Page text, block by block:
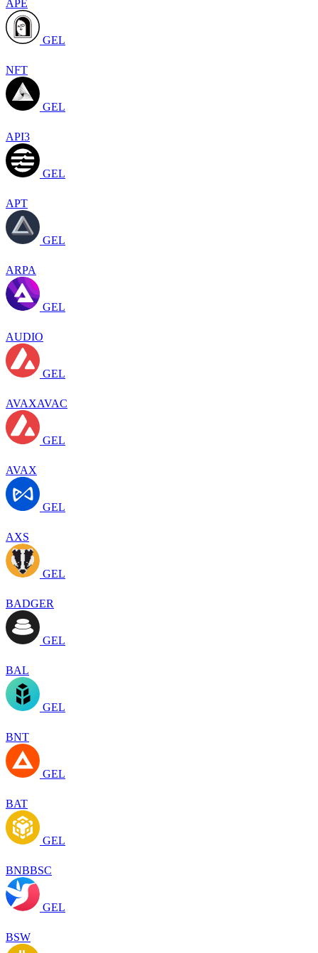
APE
GEL
NFT
GEL
API3
GEL
APT
GEL
ARPA
GEL
AUDIO
GEL
AVAXAVAC
GEL
AVAX
GEL
AXS
GEL
BADGER
GEL
BAL
GEL
BNT
GEL
BAT
GEL
BNBBSC
GEL
BSW